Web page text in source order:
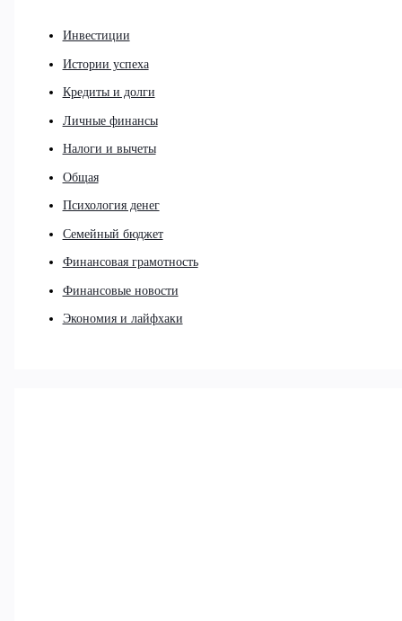
Инвестиции
Истории успеха
Кредиты и долги
Личные финансы
Налоги и вычеты
Общая
Психология денег
Семейный бюджет
Финансовая грамотность
Финансовые новости
Экономия и лайфхаки